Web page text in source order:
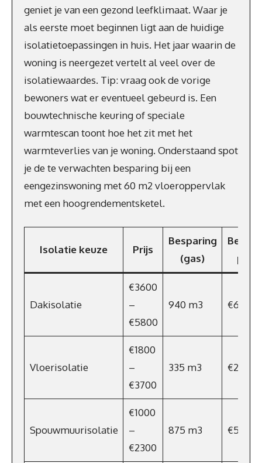
geniet je van een gezond leefklimaat. Waar je
als eerste moet beginnen ligt aan de huidige
isolatietoepassingen in huis. Het jaar waarin de
woning is neergezet vertelt al veel over de
isolatiewaardes. Tip: vraag ook de vorige
bewoners wat er eventueel gebeurd is. Een
bouwtechnische keuring of speciale
warmtescan toont hoe het zit met het
warmteverlies van je woning. Onderstaand spot
je de te verwachten besparing bij een
eengezinswoning met 60 m2 vloeroppervlak
met een hoogrendementsketel.
Isolatie keuze Prijs
Besparing
(gas)
p/
Dakisolatie
€3600
–
€5800
940 m3 €639
Vloerisolatie
€1800
–
€3700
335 m3 €228
Spouwmuurisolatie
€1000
–
€2300
875 m3 €595